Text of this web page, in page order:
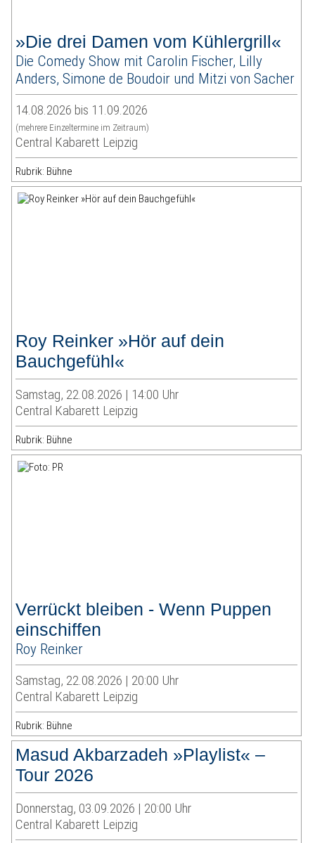
»Die drei Damen vom Kühlergrill«
Die Comedy Show mit Carolin Fischer, Lilly
Anders, Simone de Boudoir und Mitzi von Sacher
14.08.2026 bis 11.09.2026
(mehrere Einzeltermine im Zeitraum)
Central Kabarett Leipzig
Rubrik: Bühne
Roy Reinker »Hör auf dein
Bauchgefühl«
Samstag, 22.08.2026 | 14:00 Uhr
Central Kabarett Leipzig
Rubrik: Bühne
Verrückt bleiben - Wenn Puppen
einschiffen
Roy Reinker
Samstag, 22.08.2026 | 20:00 Uhr
Central Kabarett Leipzig
Rubrik: Bühne
Masud Akbarzadeh »Playlist« –
Tour 2026
Donnerstag, 03.09.2026 | 20:00 Uhr
Central Kabarett Leipzig